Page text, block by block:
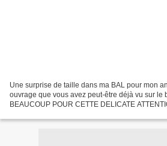
Une surprise de taille dans ma BAL pour mon
ouvrage que vous avez peut-être déjà vu sur le
BEAUCOUP POUR CETTE DELICATE